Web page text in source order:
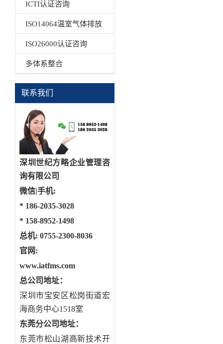
ICTI认证咨询
ISO14064温室气体排放
ISO26000认证咨询
多体系整合
联系我们
深圳世纪方略企业管理咨
询有限公司
微信|手机:
* 186-2035-3028
* 158-8952-1498
总机: 0755-2300-8036
官网:
www.iatfms.com
总公司地址：
深圳市宝安区松岗街道宏
海商务中心1518室
东莞分公司地址：
东莞市松山湖高新技术开